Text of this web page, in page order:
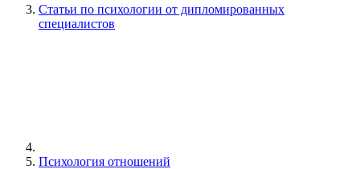
Статьи по психологии от дипломированных
специалистов
Психология отношений